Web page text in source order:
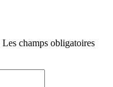
Les champs obligatoires